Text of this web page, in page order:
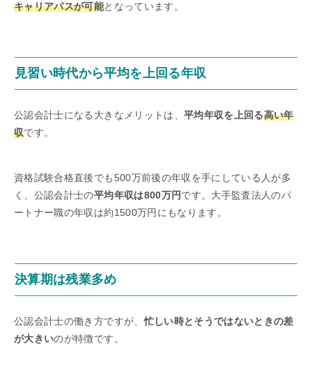
キャリアパスが可能となっています。
見習い時代から平均を上回る年収
公認会計士になる大きなメリットは、 平均年収を上回る高い年
収です。
資格試験合格直後でも500万前後の年収を手にしている人が多
く、公認会計士の平均年収は800万円です。大手監査法人のパ
ートナー職の年収は約1500万円にもなります。
決算期は残業多め
公認会計士の働き方ですが、忙しい時とそうではないときの差
が大きいのが特徴です。